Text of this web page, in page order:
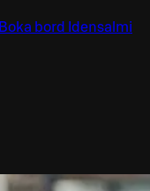
Boka bord Idensalmi